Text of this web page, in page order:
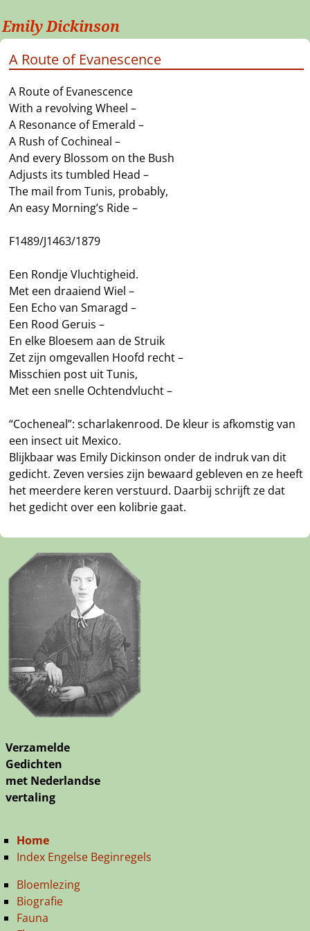
Emily Dickinson
A Route of Evanescence
A Route of Evanescence
With a revolving Wheel –
A Resonance of Emerald –
A Rush of Cochineal –
And every Blossom on the Bush
Adjusts its tumbled Head –
The mail from Tunis, probably,
An easy Morning’s Ride –
F1489/J1463/1879
Een Rondje Vluchtigheid.
Met een draaiend Wiel –
Een Echo van Smaragd –
Een Rood Geruis –
En elke Bloesem aan de Struik
Zet zijn omgevallen Hoofd recht –
Misschien post uit Tunis,
Met een snelle Ochtendvlucht –
“Cocheneal”: scharlakenrood. De kleur is afkomstig van
een insect uit Mexico.
Blijkbaar was Emily Dickinson onder de indruk van dit
gedicht. Zeven versies zijn bewaard gebleven en ze heeft
het meerdere keren verstuurd. Daarbij schrijft ze dat
het gedicht over een kolibrie gaat.
Verzamelde
Gedichten
met Nederlandse
vertaling
Home
Index Engelse Beginregels
Bloemlezing
Biografie
Fauna